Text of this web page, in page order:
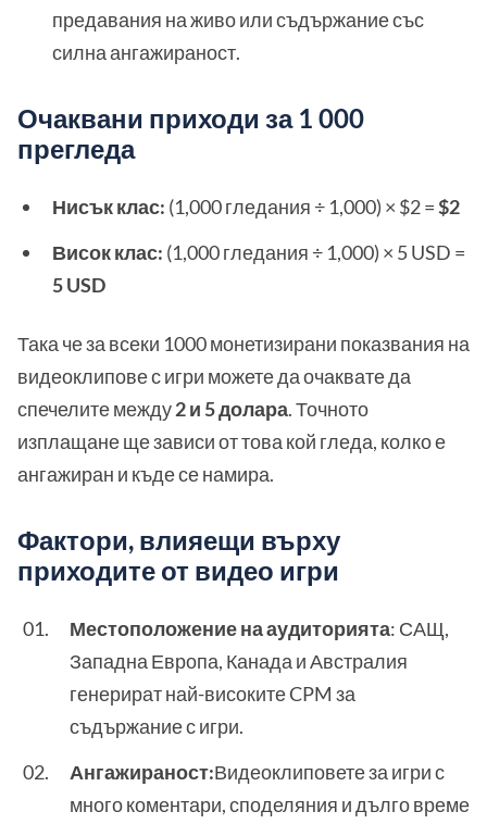
предавания на живо или съдържание със
силна ангажираност.
Очаквани приходи за 1 000
прегледа
Нисък клас: (1,000 гледания ÷ 1,000) × $2 =$2
Висок клас: (1,000 гледания ÷ 1,000) × 5 USD =
5 USD
Така че за всеки 1000 монетизирани показвания на
видеоклипове с игри можете да очаквате да
спечелите между2 и 5 долара. Точното
изплащане ще зависи от това кой гледа, колко е
ангажиран и къде се намира.
Фактори, влияещи върху
приходите от видео игри
Местоположение на аудиторията: САЩ,
Западна Европа, Канада и Австралия
генерират най-високите CPM за
съдържание с игри.
Ангажираност:Видеоклиповете за игри с
много коментари, споделяния и дълго време